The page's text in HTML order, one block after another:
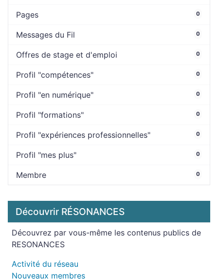
Pages 0
Messages du Fil 0
Offres de stage et d'emploi 0
Profil "compétences" 0
Profil "en numérique" 0
Profil "formations" 0
Profil "expériences professionnelles" 0
Profil "mes plus" 0
Membre 0
Découvrir RÉSONANCES
Découvrez par vous-même les contenus publics de
RESONANCES
Activité du réseau
Nouveaux membres